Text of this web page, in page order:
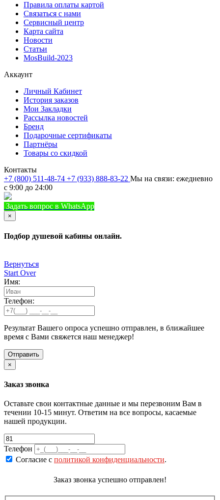
Правила оплаты картой
Связаться с нами
Сервисный центр
Карта сайта
Новости
Статьи
MosBuild-2023
Аккаунт
Личный Кабинет
История заказов
Мои Закладки
Рассылка новостей
Бренд
Подарочные сертификаты
Партнёры
Товары со скидкой
Контакты
+7 (800) 511-48-74 +7 (933) 888-83-22 Мы на связи: ежедневно
с 9:00 до 24:00
Задать вопрос в WhatsApp
×
Подбор душевой кабины онлайн.
Вернуться
Start Over
Имя:
Телефон:
Результат Вашего опроса успешно отправлен, в ближайшее
время с Вами свяжется наш менеджер!
×
Заказ звонка
Оставьте свои контактные данные и мы перезвоним Вам в
течении 10-15 минут. Ответим на все вопросы, касаемые
нашей продукции.
Телефон
Согласие с политикой конфиденциальности.
Заказ звонка успешно отправлен!